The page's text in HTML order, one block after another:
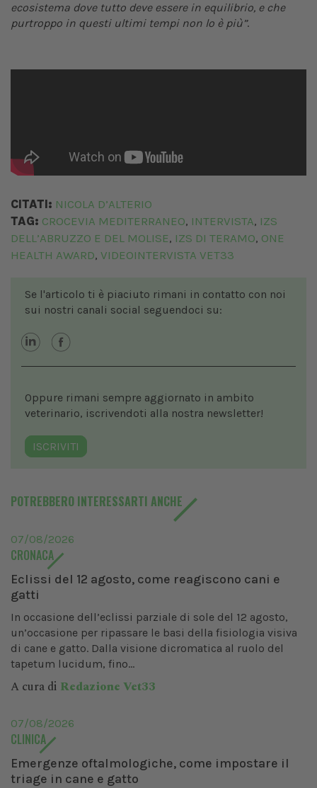
ecosistema dove tutto deve essere in equilibrio, e che
purtroppo in questi ultimi tempi non lo è più”.
CITATI: NICOLA D’ALTERIO
TAG: CROCEVIA MEDITERRANEO, INTERVISTA, IZS
DELL’ABRUZZO E DEL MOLISE, IZS DI TERAMO, ONE
HEALTH AWARD, VIDEOINTERVISTA VET33
Se l'articolo ti è piaciuto rimani in contatto con noi
sui nostri canali social seguendoci su:
Oppure rimani sempre aggiornato in ambito
veterinario, iscrivendoti alla nostra newsletter!
ISCRIVITI
POTREBBERO INTERESSARTI ANCHE
07/08/2026
CRONACA
Eclissi del 12 agosto, come reagiscono cani e
gatti
In occasione dell’eclissi parziale di sole del 12 agosto,
un’occasione per ripassare le basi della fisiologia visiva
di cane e gatto. Dalla visione dicromatica al ruolo del
tapetum lucidum, fino...
A cura di Redazione Vet33
07/08/2026
CLINICA
Emergenze oftalmologiche, come impostare il
triage in cane e gatto